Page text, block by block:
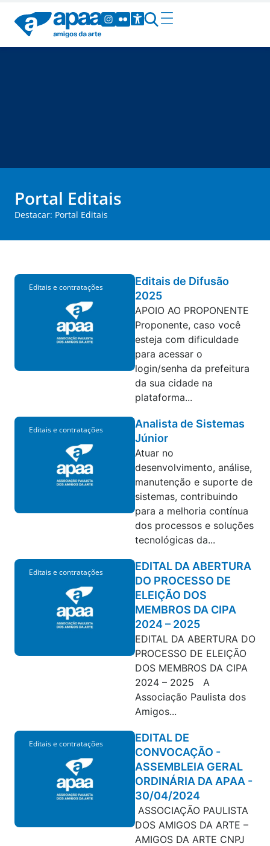
Portal Editais
Destacar: Portal Editais
Editais e contratações
Editais de Difusão
2025
APOIO AO PROPONENTE
Proponente, caso você
esteja com dificuldade
para acessar o
login/senha da prefeitura
da sua cidade na
plataforma...
Editais e contratações
Analista de Sistemas
Júnior
Atuar no
desenvolvimento, análise,
manutenção e suporte de
sistemas, contribuindo
para a melhoria contínua
dos processos e soluções
tecnológicas da...
Editais e contratações
EDITAL DA ABERTURA
DO PROCESSO DE
ELEIÇÃO DOS
MEMBROS DA CIPA
2024 – 2025
EDITAL DA ABERTURA DO
PROCESSO DE ELEIÇÃO
DOS MEMBROS DA CIPA
2024 – 2025 A
Associação Paulista dos
Amigos...
Editais e contratações
EDITAL DE
CONVOCAÇÃO -
ASSEMBLEIA GERAL
ORDINÁRIA DA APAA -
30/04/2024
ASSOCIAÇÃO PAULISTA
DOS AMIGOS DA ARTE –
AMIGOS DA ARTE CNPJ